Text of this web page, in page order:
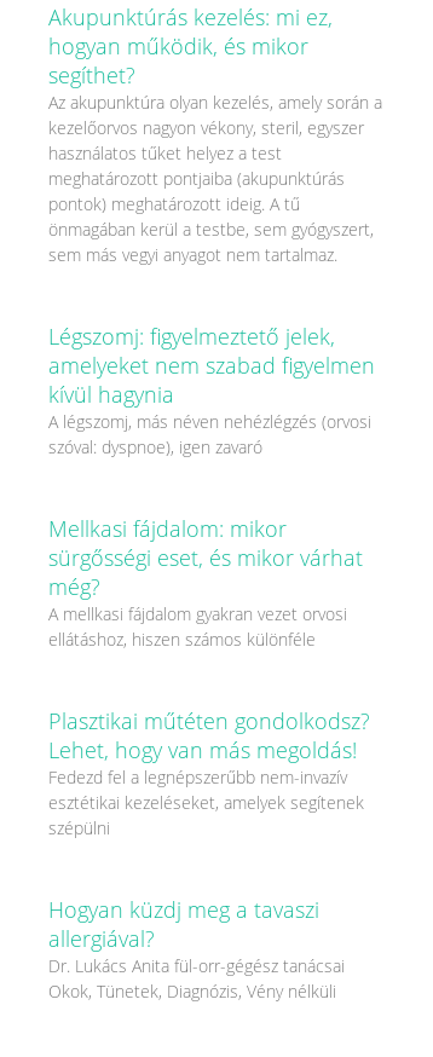
Akupunktúrás kezelés: mi ez,
hogyan működik, és mikor
segíthet?
Az akupunktúra olyan kezelés, amely során a
kezelőorvos nagyon vékony, steril, egyszer
használatos tűket helyez a test
meghatározott pontjaiba (akupunktúrás
pontok) meghatározott ideig. A tű
önmagában kerül a testbe, sem gyógyszert,
sem más vegyi anyagot nem tartalmaz.
Légszomj: figyelmeztető jelek,
amelyeket nem szabad figyelmen
kívül hagynia
A légszomj, más néven nehézlégzés (orvosi
szóval: dyspnoe), igen zavaró
Mellkasi fájdalom: mikor
sürgősségi eset, és mikor várhat
még?
A mellkasi fájdalom gyakran vezet orvosi
ellátáshoz, hiszen számos különféle
Plasztikai műtéten gondolkodsz?
Lehet, hogy van más megoldás!
Fedezd fel a legnépszerűbb nem-invazív
esztétikai kezeléseket, amelyek segítenek
szépülni
Hogyan küzdj meg a tavaszi
allergiával?
Dr. Lukács Anita fül-orr-gégész tanácsai
Okok, Tünetek, Diagnózis, Vény nélküli